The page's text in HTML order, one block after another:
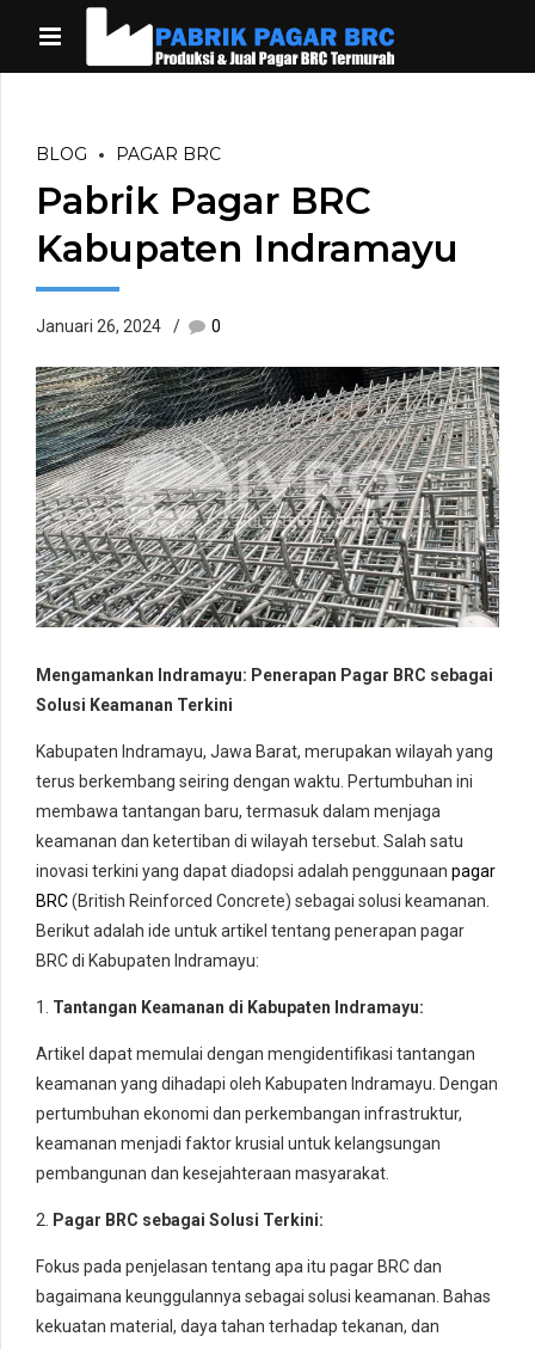
BLOG PAGAR BRC
Pabrik Pagar BRC
Kabupaten Indramayu
Januari 26, 2024 0
Mengamankan Indramayu: Penerapan Pagar BRC sebagai
Solusi Keamanan Terkini
Kabupaten Indramayu, Jawa Barat, merupakan wilayah yang
terus berkembang seiring dengan waktu. Pertumbuhan ini
membawa tantangan baru, termasuk dalam menjaga
keamanan dan ketertiban di wilayah tersebut. Salah satu
inovasi terkini yang dapat diadopsi adalah penggunaan pagar
BRC(British Reinforced Concrete) sebagai solusi keamanan.
Berikut adalah ide untuk artikel tentang penerapan pagar
BRC di Kabupaten Indramayu:
1. Tantangan Keamanan di Kabupaten Indramayu:
Artikel dapat memulai dengan mengidentifikasi tantangan
keamanan yang dihadapi oleh Kabupaten Indramayu. Dengan
pertumbuhan ekonomi dan perkembangan infrastruktur,
keamanan menjadi faktor krusial untuk kelangsungan
pembangunan dan kesejahteraan masyarakat.
2. Pagar BRC sebagai Solusi Terkini:
Fokus pada penjelasan tentang apa itu pagar BRC dan
bagaimana keunggulannya sebagai solusi keamanan. Bahas
kekuatan material, daya tahan terhadap tekanan, dan